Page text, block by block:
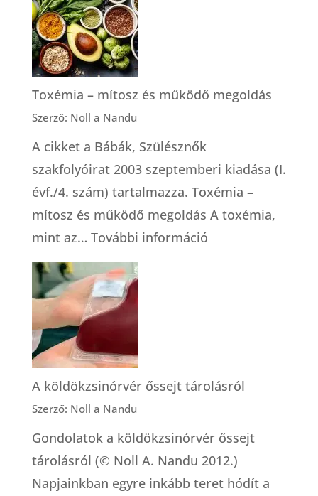
Toxémia – mítosz és működő megoldás
Szerző: Noll a Nandu
A cikket a Bábák, Szülésznők
szakfolyóirat 2003 szeptemberi kiadása (I.
évf./4. szám) tartalmazza. Toxémia –
mítosz és működő megoldás A toxémia,
mint az… További információ:
A köldökzsinórvér őssejt tárolásról
Szerző: Noll a Nandu
Gondolatok a köldökzsinórvér őssejt
tárolásról (© Noll A. Nandu 2012.)
Napjainkban egyre inkább teret hódít a